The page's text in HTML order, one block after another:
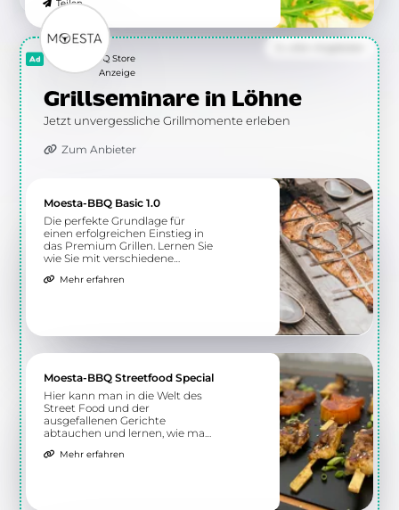
Teilen
Grillseminare in Löhne
Jetzt unvergessliche Grillmomente erleben
Zum Anbieter
Moesta BBQ Store
Anzeige
Moesta-BBQ Basic 1.0
Die perfekte Grundlage für
einen erfolgreichen Einstieg in
das Premium Grillen. Lernen Sie
wie Sie mit verschiedene
auf dem Grill zubereiten.
Mehr erfahren
Moesta-BBQ Streetfood Special
Hier kann man in die Welt des
Street Food und der
ausgefallenen Gerichte
abtauchen und lernen, wie man
nationale Küche wird hier
Mehr erfahren